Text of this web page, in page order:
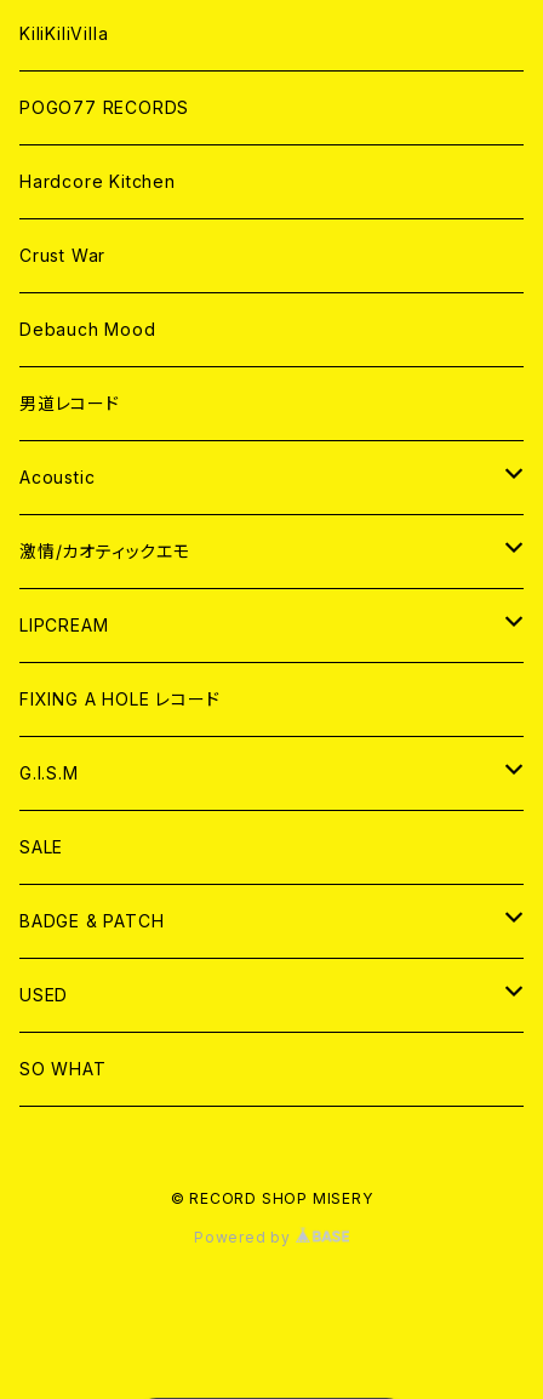
ANALOG
KiliKiliVilla
POGO77 RECORDS
Hardcore Kitchen
Crust War
Debauch Mood
男道レコード
Acoustic
JAPAN
CD
ANALOG
WORLD
CD
ANALOG
激情/カオティックエモ
JAPAN
CD
ANALOG
WORLD
CD
ANALOG
LIPCREAM
CD
アナログ
DVD
T-shirt & WEAR
FIXING A HOLE レコード
G.I.S.M
CD
ANALOG
T-SHIRT & WEAR
DVD
SALE
BADGE & PATCH
BADGE
PATCH
USED
書籍
SO WHAT
© RECORD SHOP MISERY
Powered by